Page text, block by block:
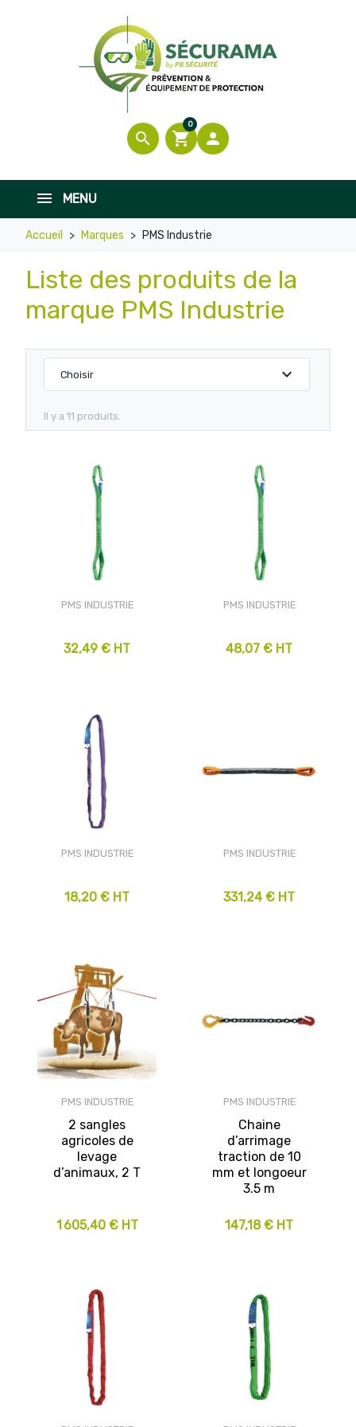
search shopping_cart
0

MENU
Accueil Marques PMS Industrie
Liste des produits de la
marque PMS Industrie
Il y a 11 produits.
Choisir expand_more
PMS INDUSTRIE
32,49 € HT
PMS INDUSTRIE
48,07 € HT
PMS INDUSTRIE
18,20 € HT
PMS INDUSTRIE
331,24 € HT
PMS INDUSTRIE
2 sangles
agricoles de
levage
d’animaux, 2 T
1 605,40 € HT
PMS INDUSTRIE
Chaine
d’arrimage
traction de 10
mm et longoeur
3.5 m
147,18 € HT